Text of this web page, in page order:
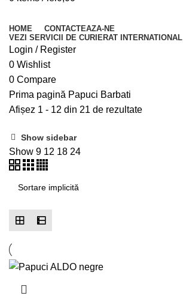
HOME
CONTACTEAZA-NE
VEZI SERVICII DE CURIERAT INTERNATIONAL
Login / Register
0 Wishlist
0 Compare
Prima pagină Papuci Barbati
Afișez 1 - 12 din 21 de rezultate
Show sidebar
Show 9 12 18 24